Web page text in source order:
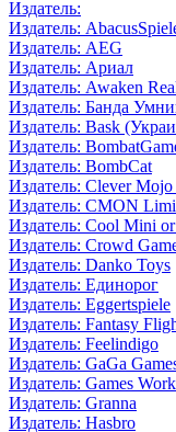
Издатель:
Издатель:
Издатель: AEG
Издатель: Ариал
Издатель: Awaken
Издатель: Банда
Издатель: Bask
Издатель:
Издатель: BombCat
Издатель: Clever Mojo
Издатель: CMON
Издатель: Cool Mini
Издатель: Crowd
Издатель: Danko Toys
Издатель: Единорог
Издатель: Eggertspiele
Издатель: Fantasy
Издатель: Feelindigo
Издатель: GaGa
Издатель: Games
Издатель: Granna
Издатель: Hasbro